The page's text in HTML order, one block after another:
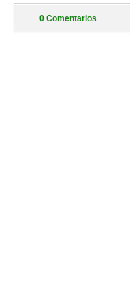
0 Comentarios